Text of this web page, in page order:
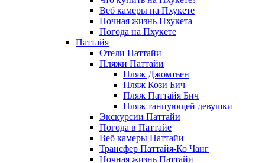
Веб камеры на Пхукете
Ночная жизнь Пхукета
Погода на Пхукете
Паттайя
Отели Паттайи
Пляжи Паттайи
Пляж Джомтьен
Пляж Кози Бич
Пляж Паттайя Бич
Пляж танцующей девушки
Экскурсии Паттайи
Погода в Паттайе
Веб камеры Паттайи
Трансфер Паттайя-Ко Чанг
Ночная жизнь Паттайи